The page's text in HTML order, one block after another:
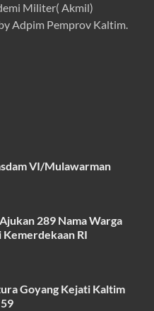
Militer( Akmil)
Adpim Pemprov Kaltim.
VI/Mulawarman
289 Nama Warga
Kemerdekaan RI
Goyang Kejati Kaltim